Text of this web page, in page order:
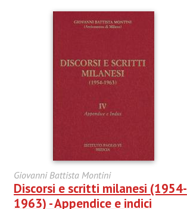
Giovanni Battista Montini
Discorsi e scritti milanesi (1954-
1963) - Appendice e indici